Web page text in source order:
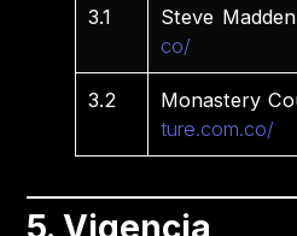
3.1 Steve
co/
3.2 Monastery
ture.com.co/
5. Vigencia